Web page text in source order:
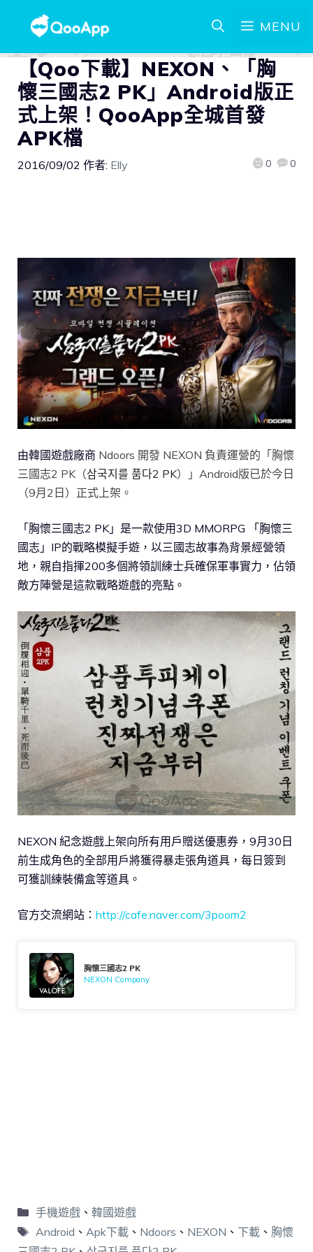
MENU
【Qoo下載】NEXON、「胸
懷三國志2 PK」Android版正
式上架！QooApp全城首發
APK檔
2016/09/02 作者: Elly 0 0
由韓國遊戲廠商 Ndoors 開發 NEXON 負責運營的「胸懷
三國志2 PK（삼국지를 품다2 PK）」Android版已於今日
（9月2日）正式上架。
「胸懷三國志2 PK」是一款使用3D MMORPG 「胸懷三
國志」IP的戰略模擬手遊，以三國志故事為背景經營領
地，親自指揮200多個將領訓練士兵確保軍事實力，佔領
敵方陣營是這款戰略遊戲的亮點。
NEXON 紀念遊戲上架向所有用戶贈送優惠券，9月30日
前生成角色的全部用戶將獲得暴走張角道具，每日簽到
可獲訓練裝備盒等道具。
官方交流網站： http://cafe.naver.com/3poom2
胸懷三國志2 PK
NEXON Company
手機遊戲、 韓國遊戲
Android 、 Apk下載、 Ndoors 、 NEXON 、 下載、 胸懷